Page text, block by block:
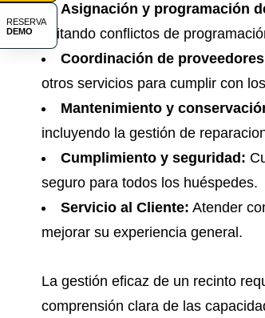
RESERVA
DEMO
Asignación y programación
evitando conflictos de
Coordinación de
otros servicios para cumplir con
Mantenimiento y
incluyendo la gestión de
Cumplimiento y seguridad:
seguro para todos los huéspedes.
Servicio al Cliente: Atender
mejorar su experiencia general.
La gestión eficaz de un recinto
comprensión clara de las